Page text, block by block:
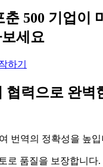
춘 500 기업이
세요
하기
협력으로 완벽
번역의 정확성을 높입
로 품질을 보장합니다.